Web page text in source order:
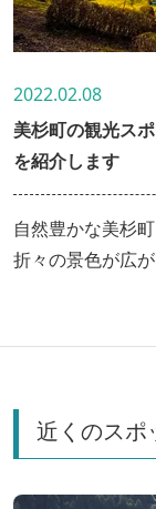
2022.02.08
美杉町の観光ス
を紹介します
自然豊かな美杉
折々の景色が広
近くのスポ